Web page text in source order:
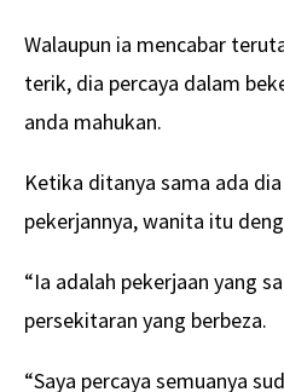
Walaupun ia mencabar
terik, dia percaya dalam
anda mahukan.
Ketika ditanya sama ada
pekerjannya, wanita itu
“Ia adalah pekerjaan yang
persekitaran yang berbeza.
“Saya percaya semuanya